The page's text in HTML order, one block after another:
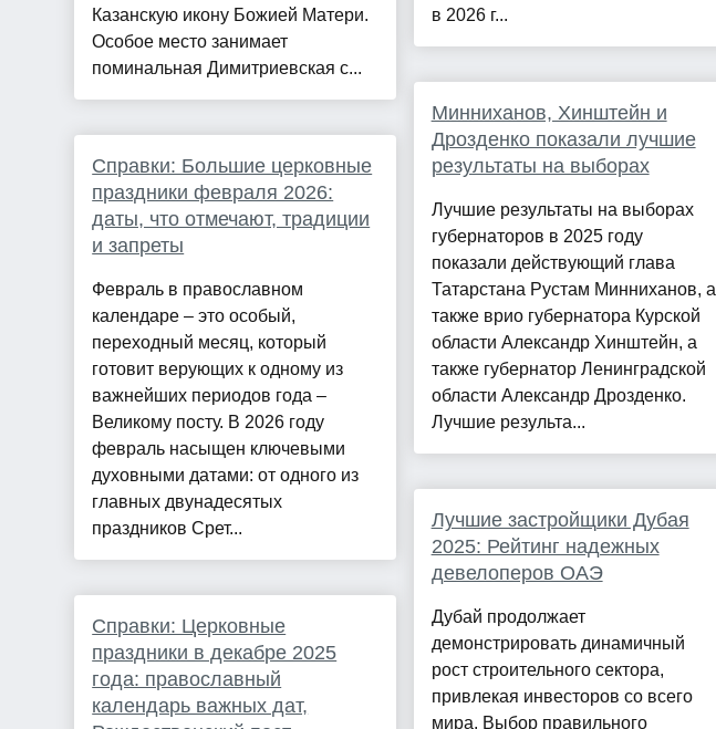
Казанскую икону Божией Матери.
Особое место занимает
поминальная Димитриевская с...
Справки: Большие церковные
праздники февраля 2026:
даты, что отмечают, традиции
и запреты
Февраль в православном
календаре – это особый,
переходный месяц, который
готовит верующих к одному из
важнейших периодов года –
Великому посту. В 2026 году
февраль насыщен ключевыми
духовными датами: от одного из
главных двунадесятых
праздников Срет...
Справки: Церковные
праздники в декабре 2025
года: православный
календарь важных дат,
в 2026 г...
Минниханов, Хинштейн и
Дрозденко показали лучшие
результаты на выборах
Лучшие результаты на выборах
губернаторов в 2025 году
показали действующий глава
Татарстана Рустам Минниханов, а
также врио губернатора Курской
области Александр Хинштейн, а
также губернатор Ленинградской
области Александр Дрозденко.
Лучшие результа...
Лучшие застройщики Дубая
2025: Рейтинг надежных
девелоперов ОАЭ
Дубай продолжает
демонстрировать динамичный
рост строительного сектора,
привлекая инвесторов со всего
мира. Выбор правильного